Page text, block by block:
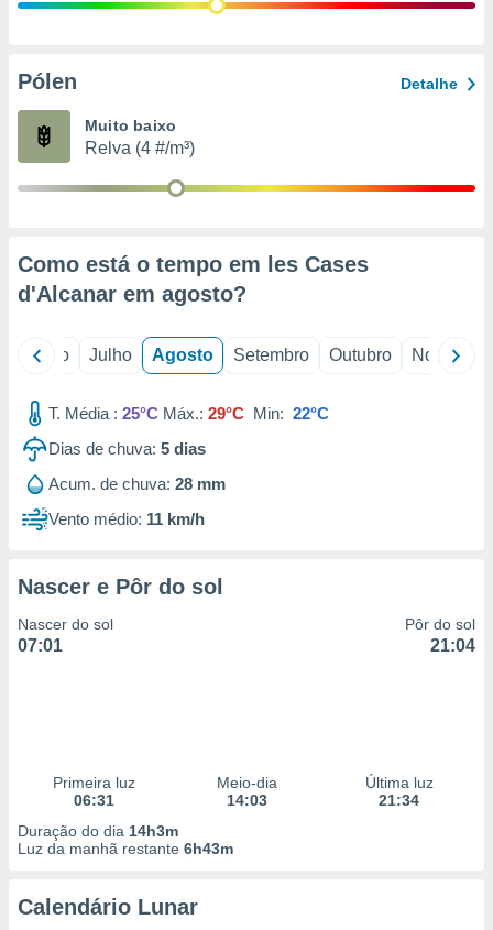
e
de
Pólen Detalhe
Muito baixo
Relva (4 #/m³)
Como está o tempo em les Cases
d'Alcanar em agosto?
Junho Julho Agosto Setembro Outubro Novembro
T. Média : 25°C Máx.: 29°C Min: 22°C
Dias de chuva: 5 dias
Acum. de chuva: 28 mm
Vento médio: 11 km/h
Nascer e Pôr do sol
Nascer do sol
07:01
Pôr do sol
21:04
Primeira luz
06:31
Meio-dia
14:03
Última luz
21:34
Duração do dia 14h3m
Luz da manhã restante 6h43m
Calendário Lunar